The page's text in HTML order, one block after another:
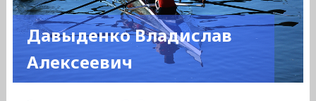
Давыденко Владислав
Алексеевич